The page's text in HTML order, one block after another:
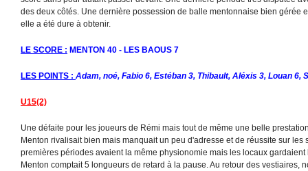
des deux côtés. Une dernière possession de balle mentonnaise bien gérée
elle a été dure à obtenir.
LE SCORE : MENTON 40 - LES BAOUS 7
LES POINTS : Adam, noé, Fabio 6, Estéban 3, Thibault, Aléxis 3, Louan 6,
U15(2)
Une défaite pour les joueurs de Rémi mais tout de même une belle
Menton rivalisait bien mais manquait un peu d'adresse et de réussite sur les
premières périodes avaient la même physionomie mais les locaux
Menton comptait 5 longueurs de retard à la pause. Au retour des vestiaires,